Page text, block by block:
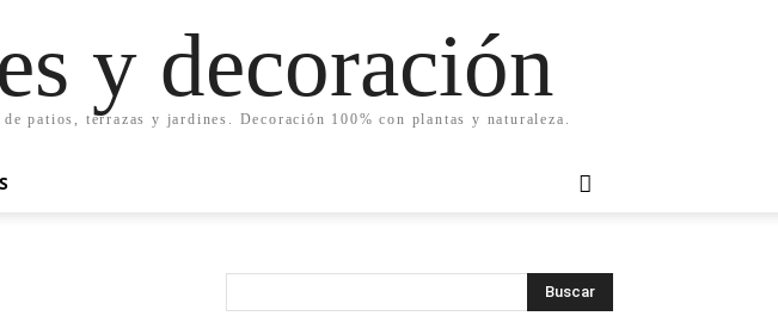
y decoración
patios, terrazas y jardines. Decoración 100% con plantas y naturaleza.